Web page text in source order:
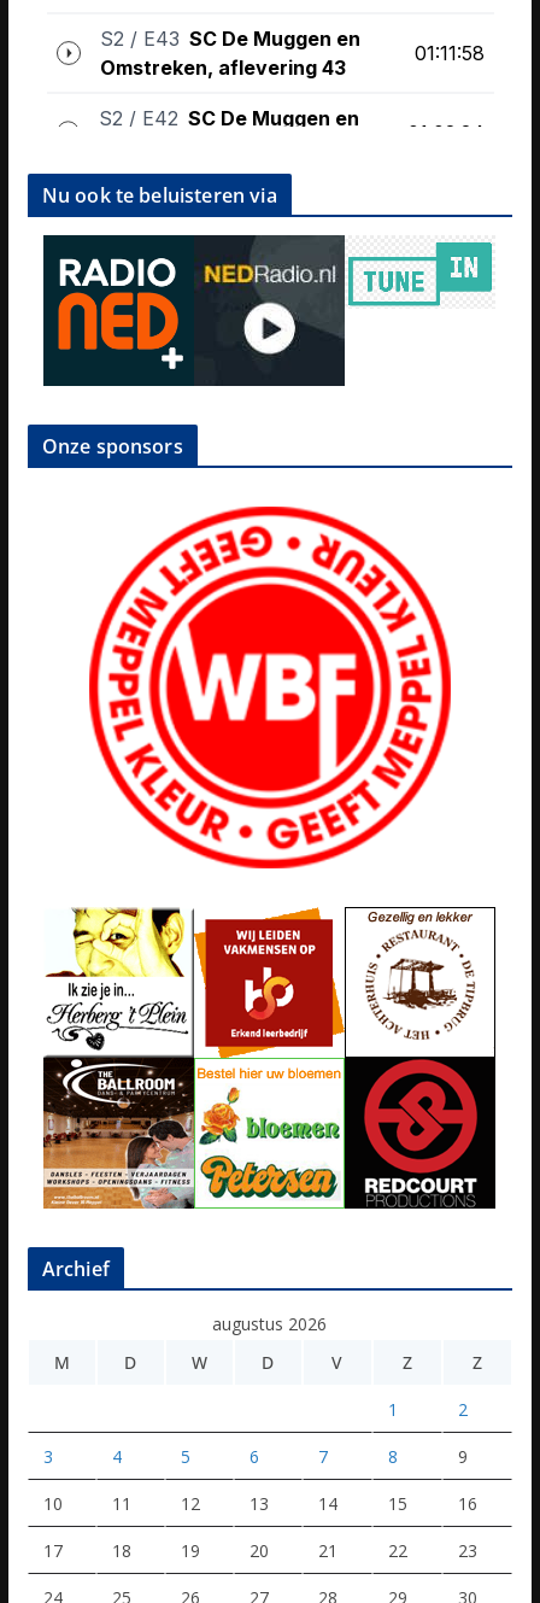
Nu ook te beluisteren via
Onze sponsors
Archief
augustus 2026
M
D W D V Z Z
1 2
3 4 5 6 7 8 9
10 11 12 13 14 15 16
17 18 19 20 21 22 23
24 25 26 27 28 29 30